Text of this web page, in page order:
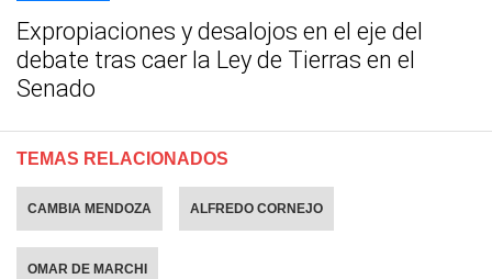
Expropiaciones y desalojos en el eje del
debate tras caer la Ley de Tierras en el
Senado
TEMAS RELACIONADOS
CAMBIA MENDOZA ALFREDO CORNEJO
OMAR DE MARCHI